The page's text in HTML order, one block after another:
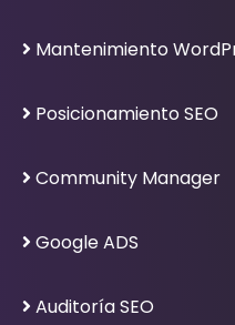
Mantenimiento
Posicionamiento SEO
Community Manager
Google ADS
Auditoría SEO